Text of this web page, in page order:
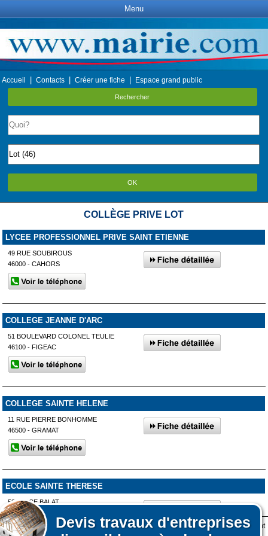
Menu
Accueil Contacts Créer une fiche Espace grand public
Rechercher
OK
COLLÈGE PRIVE LOT
Devis travaux d'entreprises
LYCEE PROFESSIONNEL PRIVE SAINT ETIENNE
49 RUE SOUBIROUS
46000 - CAHORS
COLLEGE JEANNE D'ARC
51 BOULEVARD COLONEL TEULIE
46100 - FIGEAC
COLLEGE SAINTE HELENE
11 RUE PIERRE BONHOMME
46500 - GRAMAT
ECOLE SAINTE THERESE
53 PLACE BALAT
46230 - LALBENQUE
Lors de votre visite sur notre site des fichiers informatiques nommés cookies sont